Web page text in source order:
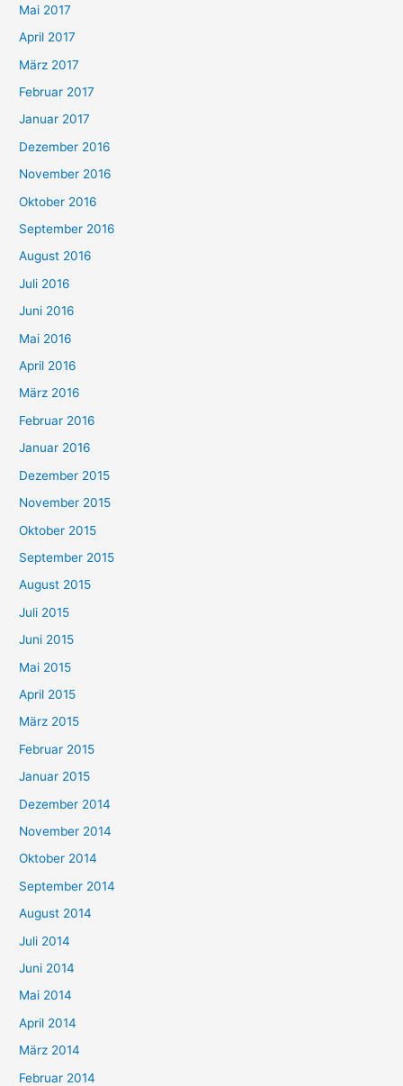
Mai 2017
April 2017
März 2017
Februar 2017
Januar 2017
Dezember 2016
November 2016
Oktober 2016
September 2016
August 2016
Juli 2016
Juni 2016
Mai 2016
April 2016
März 2016
Februar 2016
Januar 2016
Dezember 2015
November 2015
Oktober 2015
September 2015
August 2015
Juli 2015
Juni 2015
Mai 2015
April 2015
März 2015
Februar 2015
Januar 2015
Dezember 2014
November 2014
Oktober 2014
September 2014
August 2014
Juli 2014
Juni 2014
Mai 2014
April 2014
März 2014
Februar 2014